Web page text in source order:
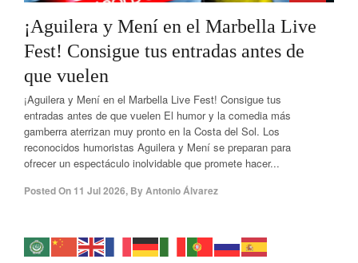
¡Aguilera y Mení en el Marbella Live
Fest! Consigue tus entradas antes de
que vuelen
¡Aguilera y Mení en el Marbella Live Fest! Consigue tus
entradas antes de que vuelen El humor y la comedia más
gamberra aterrizan muy pronto en la Costa del Sol. Los
reconocidos humoristas Aguilera y Mení se preparan para
ofrecer un espectáculo inolvidable que promete hacer...
Posted On 11 Jul 2026, ByAntonio Álvarez